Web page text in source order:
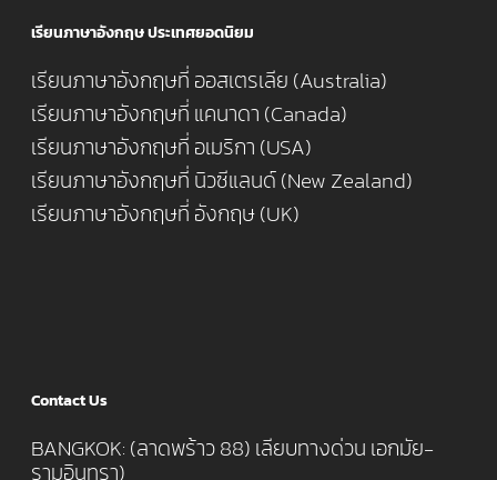
เรียนภาษาอังกฤษ ประเทศยอดนิยม
เรียนภาษาอังกฤษที่ ออสเตรเลีย (Australia)
เรียนภาษาอังกฤษที่ แคนาดา (Canada)
เรียนภาษาอังกฤษที่ อเมริกา (USA)
เรียนภาษาอังกฤษที่ นิวซีแลนด์ (New Zealand)
เรียนภาษาอังกฤษที่ อังกฤษ (UK)
Contact Us
BANGKOK: (ลาดพร้าว 88) เลียบทางด่วน เอกมัย-
รามอินทรา)